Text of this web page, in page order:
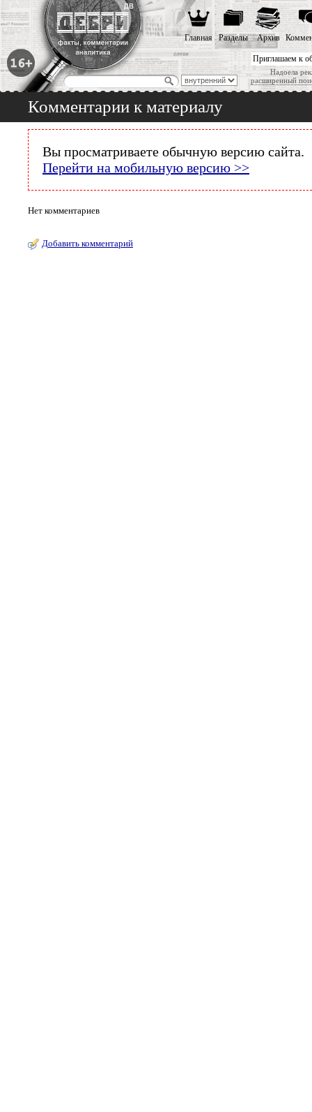
Приглашаем к
Надоела
расширенный
Главная Разделы Архив
Комментарии к материалу
Вы просматриваете обычную версию сайта.
Перейти на мобильную версию >>
Нет комментариев
Добавить комментарий